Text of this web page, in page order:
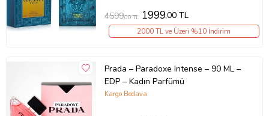
4599,00 TL 1999,00 TL
2000 TL ve Üzeri %10 İndirim
Prada – Paradoxe Intense – 90 ML –
EDP – Kadın Parfümü
Kargo Bedava